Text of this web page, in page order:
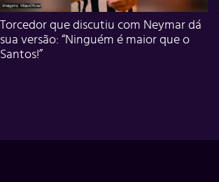
Torcedor que discutiu com Neymar dá
sua versão: “Ninguém é maior que o
Santos!”